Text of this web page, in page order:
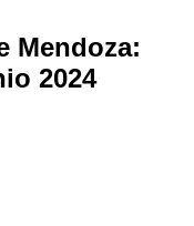
Mendoza:
2024